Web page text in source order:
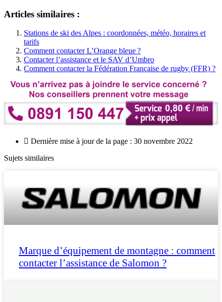
Articles similaires :
Stations de ski des Alpes : coordonnées, météo, horaires et
tarifs
Comment contacter L’Orange bleue ?
Contacter l’assistance et le SAV d’Umbro
Comment contacter la Fédération Française de rugby (FFR) ?
Dernière mise à jour de la page : 30 novembre 2022
Sujets similaires
Marque d’équipement de montagne : comment
contacter l’assistance de Salomon ?